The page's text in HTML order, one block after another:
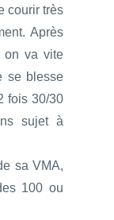
courir très
Après
on va vite
se blesse
fois 30/30
sujet à
sa VMA,
100 ou